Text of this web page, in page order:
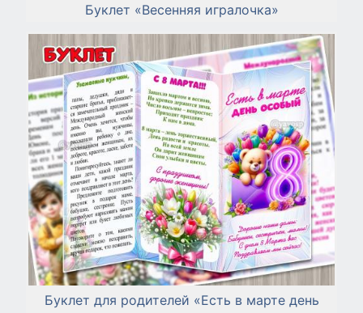
Буклет «Весенняя игралочка»
Буклет для родителей «Есть в марте день